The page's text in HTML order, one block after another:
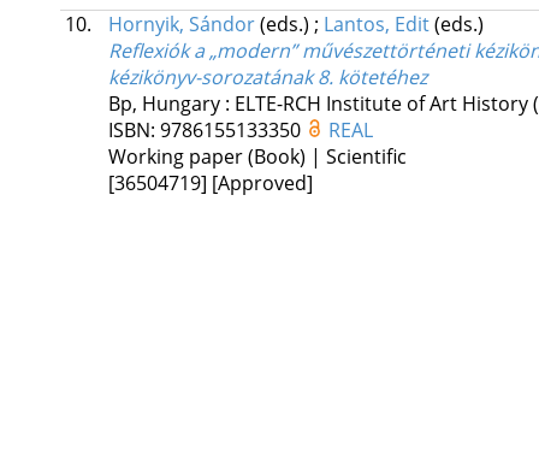
10.
Hornyik, Sándor(eds.) ; Lantos, Edit(eds.)
Reflexiók a „modern” művészettörténeti
kézikönyv-sorozatának 8. kötetéhez
Bp, Hungary : ELTE-RCH Institute of Art History
ISBN: 9786155133350
REAL
Working paper (Book) | Scientific
[36504719] [Approved]